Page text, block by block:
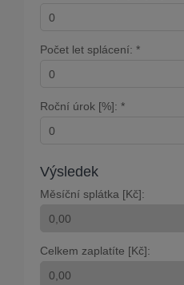
Počet let splácení: *
Roční úrok [%]: *
Výsledek
Měsíční splátka [Kč]:
Celkem zaplatíte [Kč]: